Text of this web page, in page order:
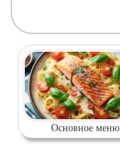
Основное меню